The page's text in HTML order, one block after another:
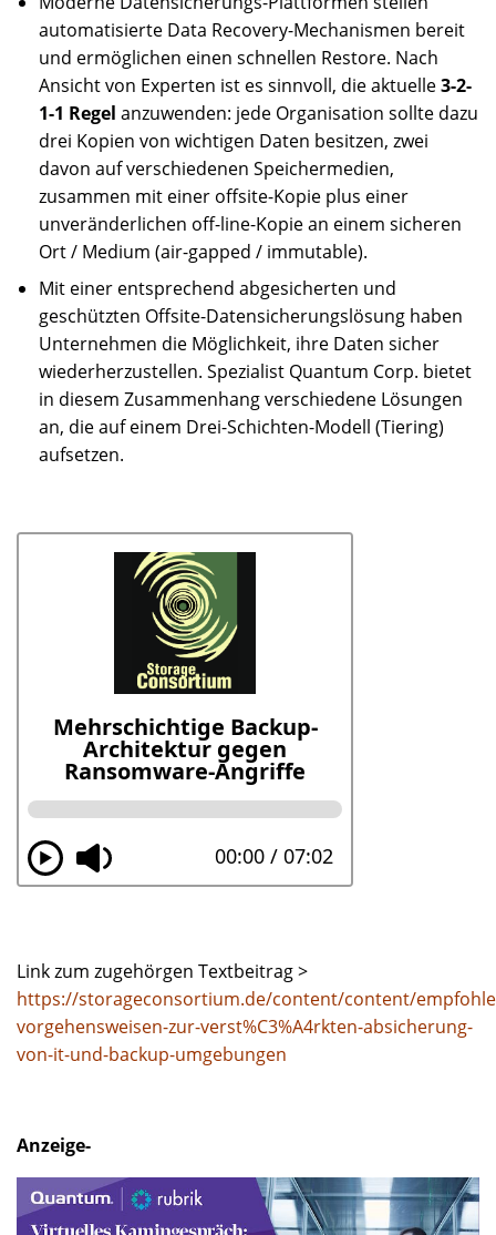
automatisierte Data Recovery-Mechanismen bereit
und ermöglichen einen schnellen Restore. Nach
Ansicht von Experten ist es sinnvoll, die aktuelle3-2-
1-1 Regel anzuwenden: jede Organisation sollte dazu
drei Kopien von wichtigen Daten besitzen, zwei
davon auf verschiedenen Speichermedien,
zusammen mit einer offsite-Kopie plus einer
unveränderlichen off-line-Kopie an einem sicheren
Ort / Medium (air-gapped / immutable).
Mit einer entsprechend abgesicherten und
geschützten Offsite-Datensicherungslösung haben
Unternehmen die Möglichkeit, ihre Daten sicher
wiederherzustellen. Spezialist Quantum Corp. bietet
in diesem Zusammenhang verschiedene Lösungen
an, die auf einem Drei-Schichten-Modell (Tiering)
aufsetzen.
Link zum zugehörgen Textbeitrag >
https://storageconsortium.de/content/content/
vorgehensweisen-zur-verst%C3%A4rkten-absicherung-
von-it-und-backup-umgebungen
Anzeige-